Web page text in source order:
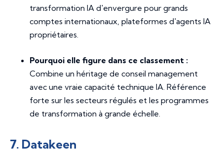
transformation IA d'envergure pour grands
comptes internationaux, plateformes d'agents IA
propriétaires.
Pourquoi elle figure dans ce classement :
Combine un héritage de conseil management
avec une vraie capacité technique IA. Référence
forte sur les secteurs régulés et les programmes
de transformation à grande échelle.
7. Datakeen